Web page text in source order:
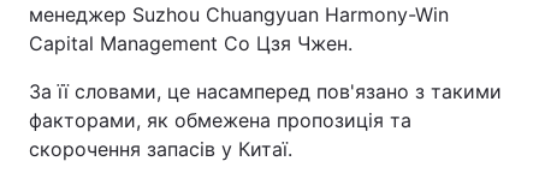
менеджер Suzhou Chuangyuan Harmony-Win
Capital Management Co Цзя Чжен.
За її словами, це насамперед пов'язано з такими
факторами, як обмежена пропозиція та
скорочення запасів у Китаї.